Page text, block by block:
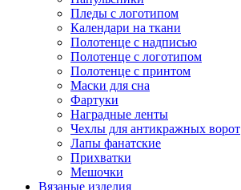
Пледы с логотипом
Календари на ткани
Полотенце с надписью
Полотенце с логотипом
Полотенце с принтом
Маски для сна
Фартуки
Наградные ленты
Чехлы для антикражных ворот
Лапы фанатские
Прихватки
Мешочки
Вязаные изделия